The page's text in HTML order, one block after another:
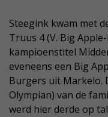
Steegink kwam met
Truus 4 (V. Big
kampioenstitel
eveneens een Big
Burgers uit Markelo.
Olympian) van de
werd hier derde op